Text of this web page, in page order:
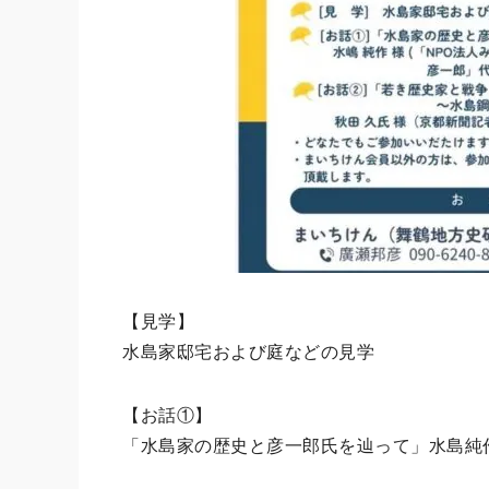
【見学】
水島家邸宅および庭などの見学
【お話①】
「水島家の歴史と彦一郎氏を辿って」水島純